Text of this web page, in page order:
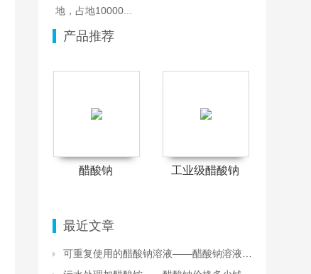
地，占地10000...
产品推荐
醋酸钠 工业级醋酸钠
最近文章